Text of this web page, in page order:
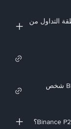
التداول من
كيف تضيف طرق دفع جديدة على Binance شخص